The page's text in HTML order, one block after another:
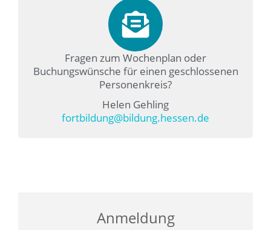
Fragen zum Wochenplan oder
Buchungswünsche für einen geschlossenen
Personenkreis?
Helen Gehling
fortbildung@bildung.hessen.de
Anmeldung